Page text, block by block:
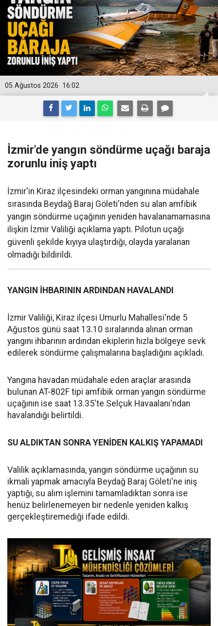
16:02
05 Ağustos 2026
İzmir'de yangın söndürme uçağı baraja
zorunlu iniş yaptı
İzmir'in Kiraz ilçesindeki orman yangınına müdahale
sırasında Beydağ Baraj Göleti'nden su alan amfibik
yangın söndürme uçağının yeniden havalanamamasına
ilişkin İzmir Valiliği açıklama yaptı. Pilotun uçağı
güvenli şekilde kıyıya ulaştırdığı, olayda yaralanan
olmadığı bildirildi.
YANGIN İHBARININ ARDINDAN HAVALANDI
İzmir Valiliği, Kiraz ilçesi Umurlu Mahallesi'nde 5
Ağustos günü saat 13.10 sıralarında alınan orman
yangını ihbarının ardından ekiplerin hızla bölgeye sevk
edilerek söndürme çalışmalarına başladığını açıkladı.
Yangına havadan müdahale eden araçlar arasında
bulunan AT-802F tipi amfibik orman yangın söndürme
uçağının ise saat 13.35'te Selçuk Havaalanı'ndan
havalandığı belirtildi.
SU ALDIKTAN SONRA YENİDEN KALKIŞ YAPAMADI
Valilik açıklamasında, yangın söndürme uçağının su
ikmali yapmak amacıyla Beydağ Baraj Göleti'ne iniş
yaptığı, su alım işlemini tamamladıktan sonra ise
henüz belirlenemeyen bir nedenle yeniden kalkış
gerçekleştiremediği ifade edildi.